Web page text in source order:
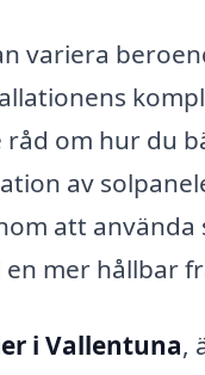
variera
om hur du
av
att
mer hållbar
i Vallentuna,